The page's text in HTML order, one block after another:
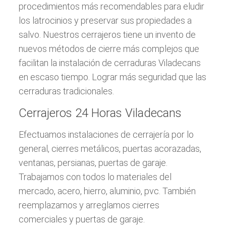
procedimientos más recomendables para eludir
los latrocinios y preservar sus propiedades a
salvo. Nuestros cerrajeros tiene un invento de
nuevos métodos de cierre más complejos que
facilitan la instalación de cerraduras Viladecans
en escaso tiempo. Lograr más seguridad que las
cerraduras tradicionales.
Cerrajeros 24 Horas Viladecans
Efectuamos instalaciones de cerrajería por lo
general, cierres metálicos, puertas acorazadas,
ventanas, persianas, puertas de garaje.
Trabajamos con todos lo materiales del
mercado, acero, hierro, aluminio, pvc. También
reemplazamos y arreglamos cierres
comerciales y puertas de garaje.